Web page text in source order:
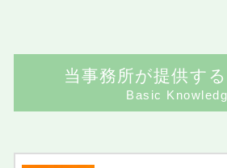
当事務所が提供す
Basic